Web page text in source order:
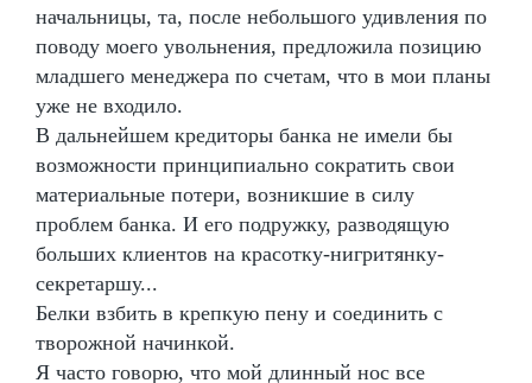
начальницы, та, после небольшого удивления по
поводу моего увольнения, предложила позицию
младшего менеджера по счетам, что в мои планы
уже не входило.
В дальнейшем кредиторы банка не имели бы
возможности принципиально сократить свои
материальные потери, возникшие в силу
проблем банка. И его подружку, разводящую
больших клиентов на красотку-нигритянку-
секретаршу...
Белки взбить в крепкую пену и соединить с
творожной начинкой.
Я часто говорю, что мой длинный нос все